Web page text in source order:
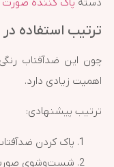
ترتیب استفاده
چون این ضدآفتاب
اهمیت زیادی دارد.
ترتیب پیشنهادی:
پاک کردن
شست‌وشوی صورت